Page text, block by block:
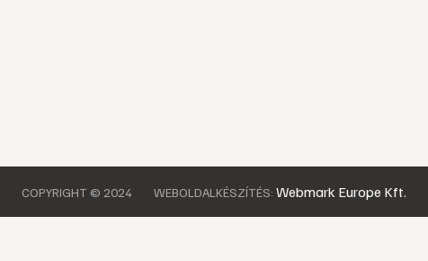
COPYRIGHT © 2024 WEBOLDALKÉSZÍTÉS: Webmark Europe Kft.